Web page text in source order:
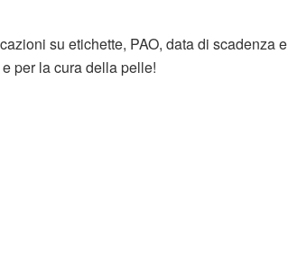
su etichette, PAO, data di scadenza e
per la cura della pelle!